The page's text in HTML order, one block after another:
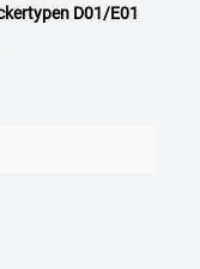
D01/E01